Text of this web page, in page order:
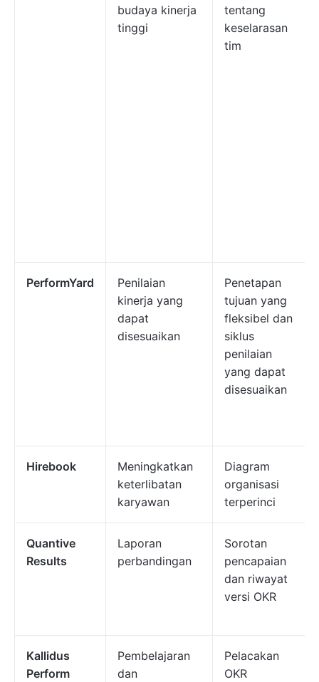
budaya kinerja
tinggi
tentang
keselarasan
tim
PerformYard
Penilaian
kinerja yang
dapat
disesuaikan
Penetapan
tujuan yang
fleksibel dan
siklus
penilaian
yang dapat
disesuaikan
Hirebook
Meningkatkan
keterlibatan
karyawan
Diagram
organisasi
terperinci
Quantive
Results
Laporan
perbandingan
Sorotan
pencapaian
dan riwayat
versi OKR
Kallidus
Perform
Pembelajaran
dan
Pelacakan
OKR